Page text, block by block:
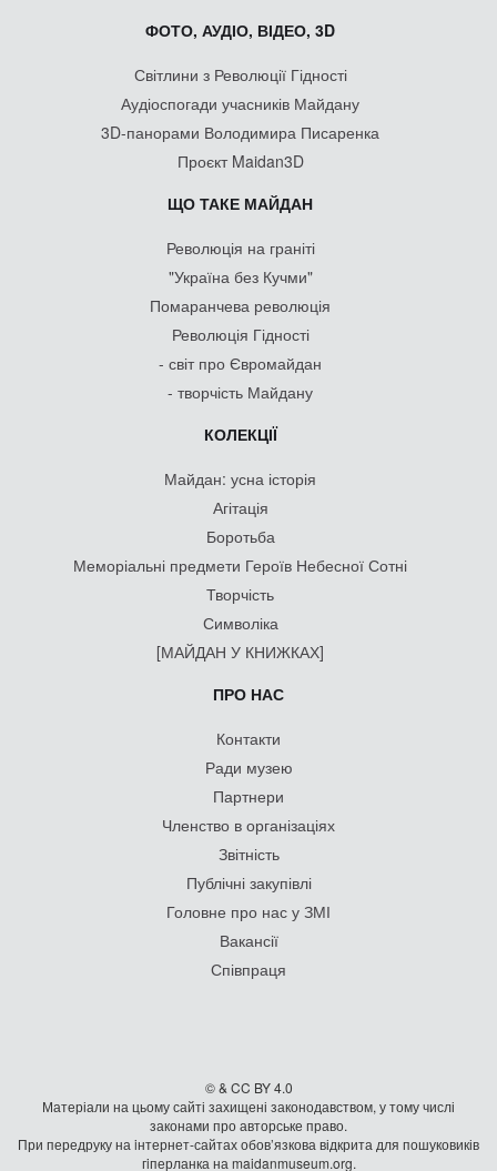
ФОТО, АУДІО, ВІДЕО, 3D
Світлини з Революції Гідності
Аудіоспогади учасників Майдану
3D-панорами Володимира Писаренка
Проєкт Maidan3D
ЩО ТАКЕ МАЙДАН
Революція на граніті
"Україна без Кучми"
Помаранчева революція
Революція Гідності
- світ про Євромайдан
- творчість Майдану
КОЛЕКЦІЇ
Майдан: усна історія
Агітація
Боротьба
Меморіальні предмети Героїв Небесної Сотні
Творчість
Символіка
[МАЙДАН У КНИЖКАХ]
ПРО НАС
Контакти
Ради музею
Партнери
Членство в організаціях
Звітність
Публічні закупівлі
Головне про нас у ЗМІ
Вакансії
Співпраця
© & CC BY 4.0
Матеріали на цьому сайті захищені законодавством, у тому числі
законами про авторське право.
При передруку на iнтернет-сайтах обов’язкова відкрита для пошуковиків
гiперланка на maidanmuseum.org.